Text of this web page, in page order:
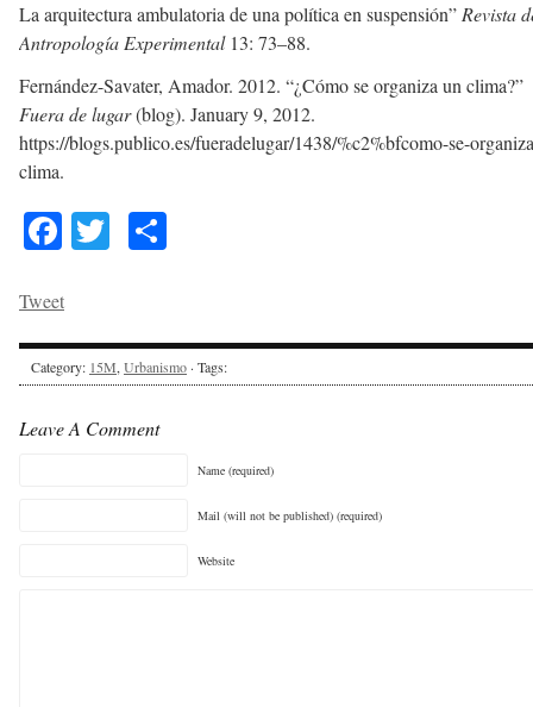
La arquitectura ambulatoria de una política en suspensión”Revista
Antropología Experimental 13: 73–88.
Fernández-Savater, Amador. 2012. “¿Cómo se organiza un clima?”
Fuera de lugar(blog). January 9, 2012.
https://blogs.publico.es/fueradelugar/1438/%c2%bfcomo-se-
clima.
Facebook
Twitter
Tweet
Category: 15M,Urbanismo · Tags:
Leave A Comment
Name (required)
Mail (will not be published) (required)
Website